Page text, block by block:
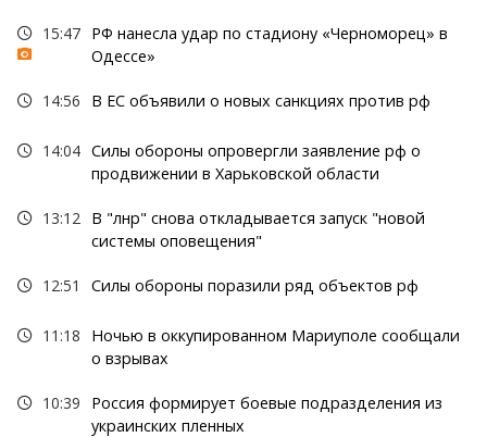
15:47 РФ нанесла удар по стадиону «Черноморец» в
Одессе»
14:56 В ЕС объявили о новых санкциях против рф
14:04 Силы обороны опровергли заявление рф о
продвижении в Харьковской области
13:12
В "лнр" снова откладывается запуск "новой
системы оповещения"
12:51 Силы обороны поразили ряд объектов рф
11:18
Ночью в оккупированном Мариуполе сообщали
о взрывах
10:39
Россия формирует боевые подразделения из
украинских пленных